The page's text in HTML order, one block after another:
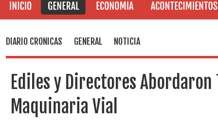
DIARIO CRONICAS GENERAL NOTICIA
Ediles y Directores Abordaron
Maquinaria Vial